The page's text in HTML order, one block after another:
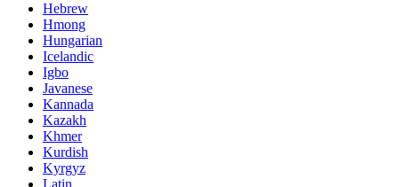
Hebrew
Hmong
Hungarian
Icelandic
Igbo
Javanese
Kannada
Kazakh
Khmer
Kurdish
Kyrgyz